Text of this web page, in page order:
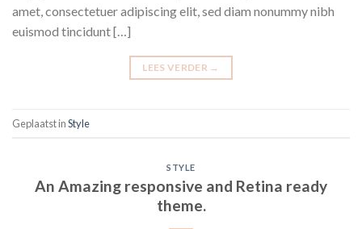
amet, consectetuer adipiscing elit, sed diam nonummy nibh
euismod tincidunt […]
LEES VERDER →
Geplaatst inStyle
STYLE
An Amazing responsive and Retina ready
theme.